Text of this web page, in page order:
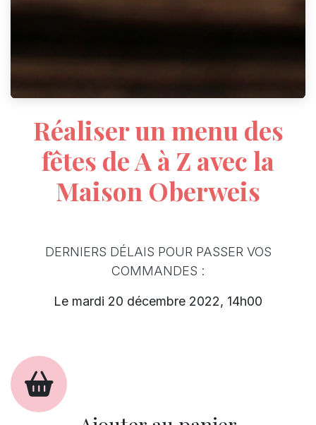
Réaliser un menu des
fêtes de A à Z avec la
Maison Oberweis
DERNIERS DÉLAIS POUR PASSER VOS
COMMANDES :
Le mardi 20 décembre 2022, 14h00